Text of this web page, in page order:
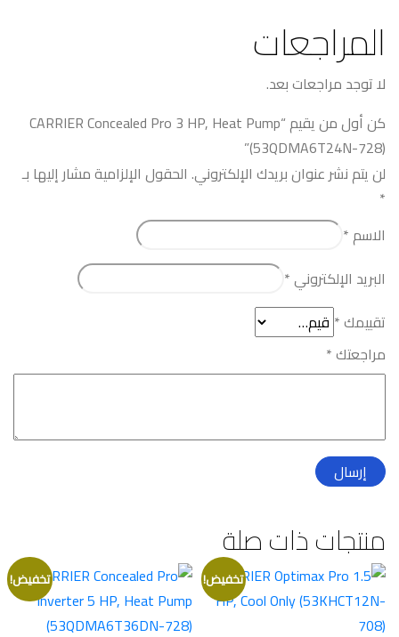
المراجعات
لا توجد مراجعات بعد.
كن أول من يقيم “CARRIER Concealed Pro 3 HP, Heat Pump
(53QDMA6T24N-728)”
لن يتم نشر عنوان بريدك الإلكتروني. الحقول الإلزامية مشار إليها بـ
*
الاسم *
البريد الإلكتروني*
تقييمك*
مراجعتك*
منتجات ذات صلة
تخفيض! تخفيض!